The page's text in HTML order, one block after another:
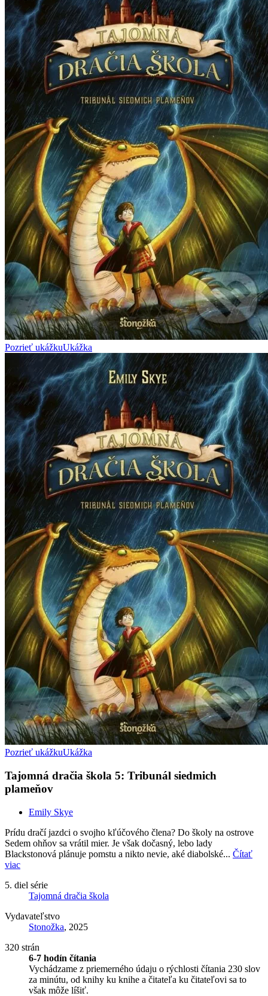
Pozrieť ukážkuUkážka
Pozrieť ukážkuUkážka
Tajomná dračia škola 5: Tribunál siedmich
plameňov
Emily Skye
Prídu dračí jazdci o svojho kľúčového člena? Do školy na ostrove
Sedem ohňov sa vrátil mier. Je však dočasný, lebo lady
Blackstonová plánuje pomstu a nikto nevie, aké diabolské... Čítať
viac
5. diel série
Tajomná dračia škola
Vydavateľstvo
Stonožka, 2025
320 strán
6-7 hodín čítania
Vychádzame z priemerného údaju o rýchlosti čítania 230 slov
za minútu, od knihy ku knihe a čitateľa ku čitateľovi sa to
však môže líšiť.